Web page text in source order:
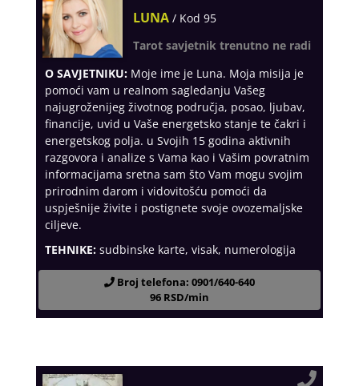
LUNA / Kod 95
Tarot savjetnik trenutno ne radi
O SAVJETNIKU:Moje ime je Luna. Moja misija je
pomoći vam u realnom sagledanju Vašeg
najugroženijeg životnog područja, posao, ljubav,
financije, uvid u Vaše energetsko stanje te čakri i
energetskog polja. u Svojih 15 godina aktivnih
razgovora i analize s Vama kao i Vašim povratnim
informacijama sretna sam što Vam mogu svojim
prirodnim darom i vidovitošću pomoći da
uspješnije živite i postignete svoje ovozemaljske
ciljeve.
TEHNIKE:sudbinske karte, visak, numerologija
Broj telefona: 0901/640-640
96 RSD/min